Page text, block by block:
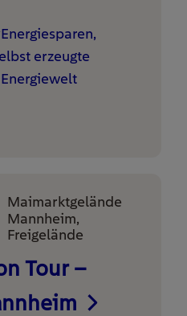
erzeugte
Maimarktgelände
Mannheim,
Freigelände
Tour –